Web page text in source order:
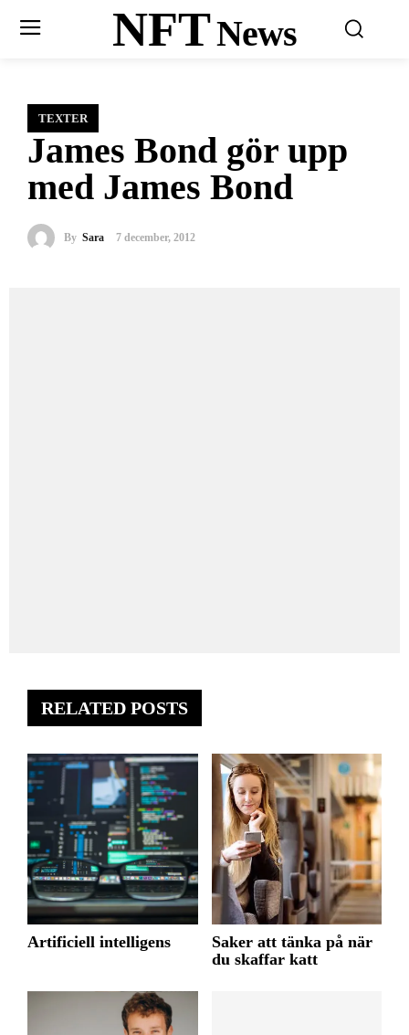
NFTNews
TEXTER
James Bond gör upp
med James Bond
By Sara 7 december, 2012
RELATED POSTS
Artificiell intelligens
Saker att tänka på när
du skaffar katt